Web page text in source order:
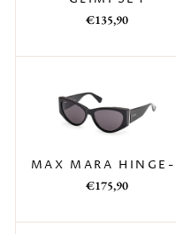
Prezzo
listino
Prezzo
€135,90
MAX MARA HINGE-
Prezzo
listino
Prezzo
€175,90